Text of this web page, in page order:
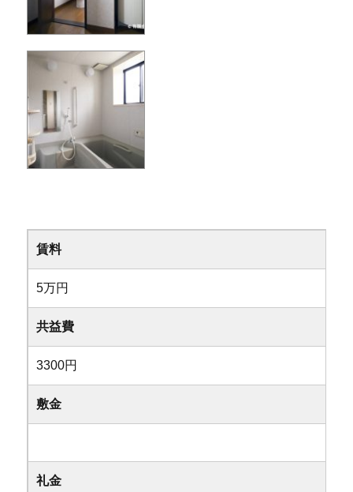
賃料
5万円
共益費
3300円
敷金
礼金